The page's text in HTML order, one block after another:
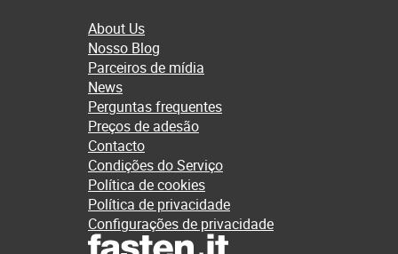
About Us
Nosso Blog
Parceiros de mídia
News
Perguntas frequentes
Preços de adesão
Contacto
Condições do Serviço
Política de cookies
Política de privacidade
Configurações de privacidade